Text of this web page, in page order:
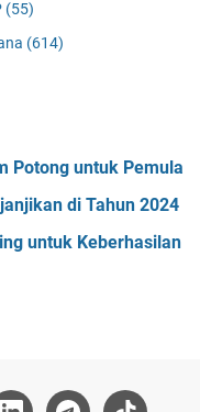
(55)
(614)
Potong untuk Pemula
di Tahun 2024
untuk Keberhasilan